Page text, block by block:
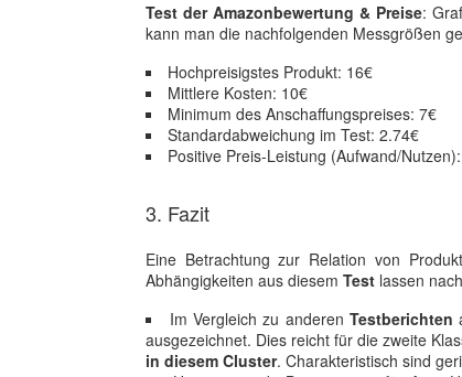
Test der Amazonbewertung & Preise:
kann man die nachfolgenden Messgrößen
Hochpreisigstes Produkt: 16€
Mittlere Kosten: 10€
Minimum des Anschaffungspreises: 7€
Standardabweichung im Test: 2.74€
Positive Preis-Leistung (Aufwand/
3. Fazit
Eine Betrachtung zur Relation von
Abhängigkeiten aus diesem Test lassen
Im Vergleich zu anderen Testberichten
ausgezeichnet. Dies reicht für die zweite
in diesem Cluster. Charakteristisch sind